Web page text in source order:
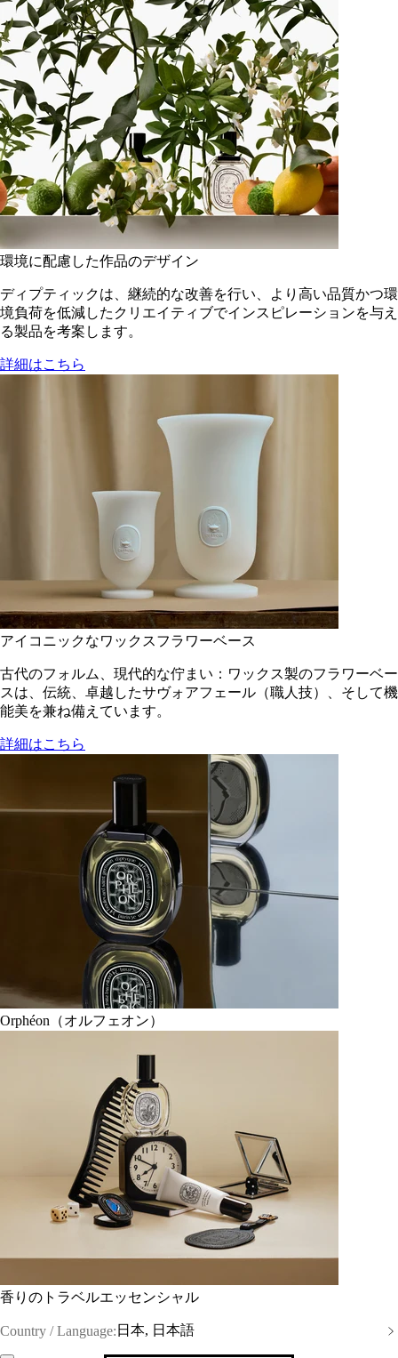
環境に配慮した作品のデザイン
ディプティックは、継続的な改善を行い、より高い品質かつ環
境負荷を低減した​クリエイティブでインスピレーションを与え
る製品を考案します。
詳細はこちら
アイコニックなワックスフラワーベース
古代のフォルム、現代的な佇まい：ワックス製のフラワーベー
スは、伝統、卓越したサヴォアフェール（職人技）、そして機
能美を兼ね備えています。
詳細はこちら
Orphéon（オルフェオン）
香りのトラベルエッセンシャル
Country / Language: 日本, 日本語